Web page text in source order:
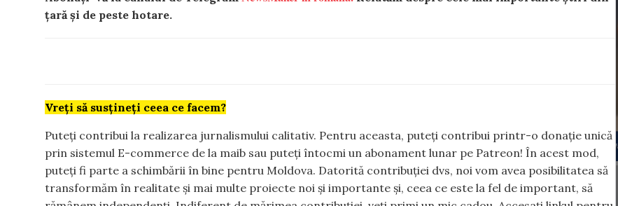
țară și de peste hotare.
Vreți să susțineți ceea ce facem?
Puteți contribui la realizarea jurnalismului calitativ. Pentru aceasta, puteți contribui printr-o donație unică
prin sistemul E-commerce de la maib sau puteți întocmi un abonament lunar pe Patreon! În acest mod,
puteți fi parte a schimbării în bine pentru Moldova. Datorită contribuției dvs, noi vom avea posibilitatea să
transformăm în realitate și mai multe proiecte noi și importante și, ceea ce este la fel de important, să